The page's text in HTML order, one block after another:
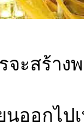
รจะสร้า
ออกไป